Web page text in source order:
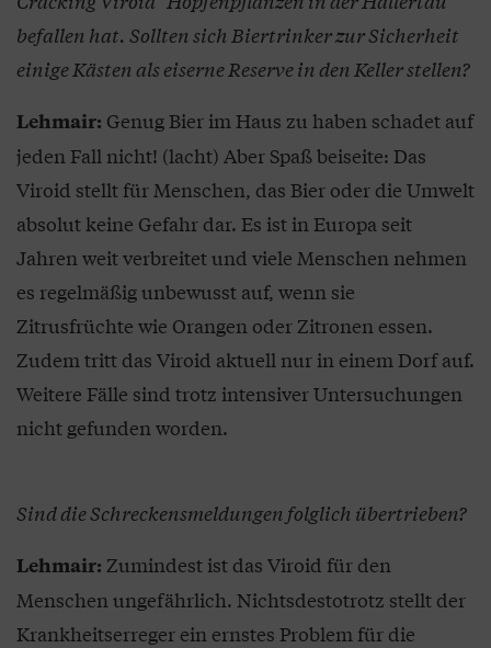
befallen hat. Sollten sich Biertrinker zur Sicherheit
einige Kästen als eiserne Reserve in den Keller stellen?
Lehmair: Genug Bier im Haus zu haben schadet auf
jeden Fall nicht! (lacht) Aber Spaß beiseite: Das
Viroid stellt für Menschen, das Bier oder die Umwelt
absolut keine Gefahr dar. Es ist in Europa seit
Jahren weit verbreitet und viele Menschen nehmen
es regelmäßig unbewusst auf, wenn sie
Zitrusfrüchte wie Orangen oder Zitronen essen.
Zudem tritt das Viroid aktuell nur in einem Dorf auf.
Weitere Fälle sind trotz intensiver Untersuchungen
nicht gefunden worden.
Sind die Schreckensmeldungen folglich übertrieben?
Lehmair: Zumindest ist das Viroid für den
Menschen ungefährlich. Nichtsdestotrotz stellt der
Krankheitserreger ein ernstes Problem für die